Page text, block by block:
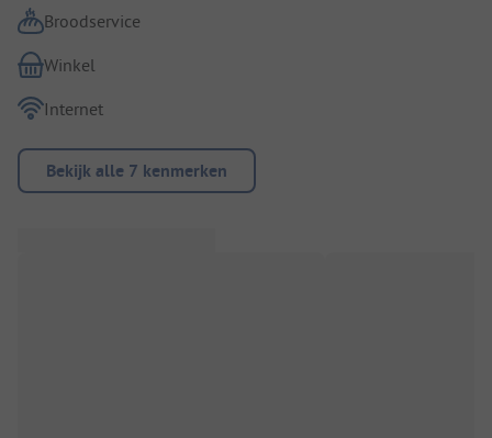
Broodservice
Winkel
Internet
Bekijk alle 7 kenmerken